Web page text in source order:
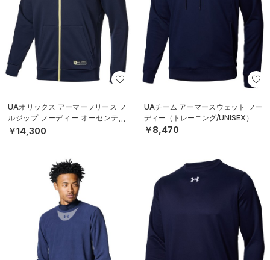
UAオリックス アーマーフリース フ
ルジップ フーディー オーセンティ
ック（ベースボール/MEN）
￥14,300
UAチーム アーマースウェット フー
ディー（トレーニング/UNISEX）
￥8,470